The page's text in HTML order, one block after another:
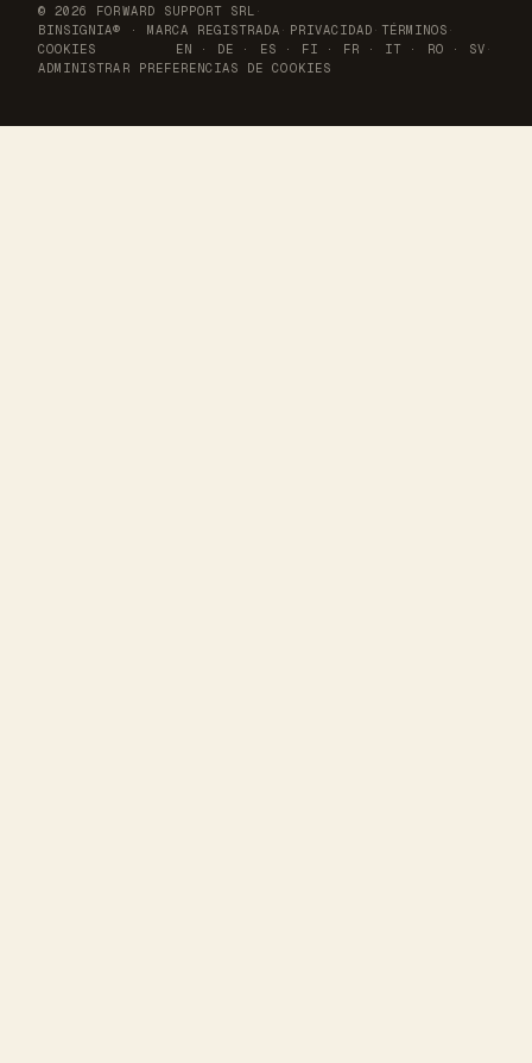
© 2026 FORWARD SUPPORT SRL ·
BINSIGNIA® · MARCA REGISTRADA · PRIVACIDAD ·TÉRMINOS ·
COOKIES
EN · DE · ES · FI · FR · IT · RO · SV ·
ADMINISTRAR PREFERENCIAS DE COOKIES